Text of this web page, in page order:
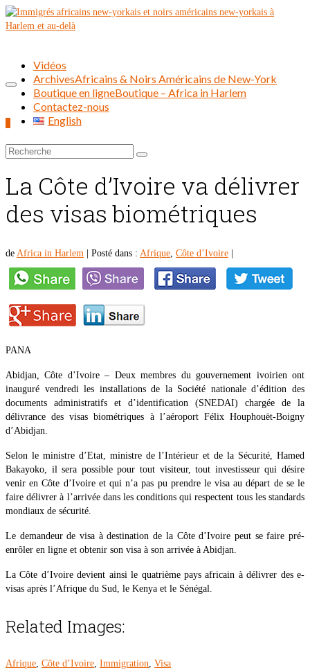
Rechercher :
Vidéos
ArchivesAfricains & Noirs Américains de New-York
Boutique en ligneBoutique – Africa in Harlem
Contactez-nous
English
La Côte d’Ivoire va délivrer
des visas biométriques
de Africa in Harlem Posté dans : Afrique, Côte d’Ivoire
PANA
Abidjan, Côte d’Ivoire – Deux membres du gouvernement ivoirien ont
inauguré vendredi les installations de la Société nationale d’édition des
documents administratifs et d’identification (SNEDAI) chargée de la
délivrance des visas biométriques à l’aéroport Félix Houphouët-Boigny
d’Abidjan.
Selon le ministre d’Etat, ministre de l’Intérieur et de la Sécurité, Hamed
Bakayoko, il sera possible pour tout visiteur, tout investisseur qui désire
venir en Côte d’Ivoire et qui n’a pas pu prendre le visa au départ de se le
faire délivrer à l’arrivée dans les conditions qui respectent tous les standards
mondiaux de sécurité.
Le demandeur de visa à destination de la Côte d’Ivoire peut se faire pré-
enrôler en ligne et obtenir son visa à son arrivée à Abidjan.
La Côte d’Ivoire devient ainsi le quatrième pays africain à délivrer des e-
visas après l’Afrique du Sud, le Kenya et le Sénégal.
Related Images:
Afrique, Côte d’Ivoire, Immigration, Visa